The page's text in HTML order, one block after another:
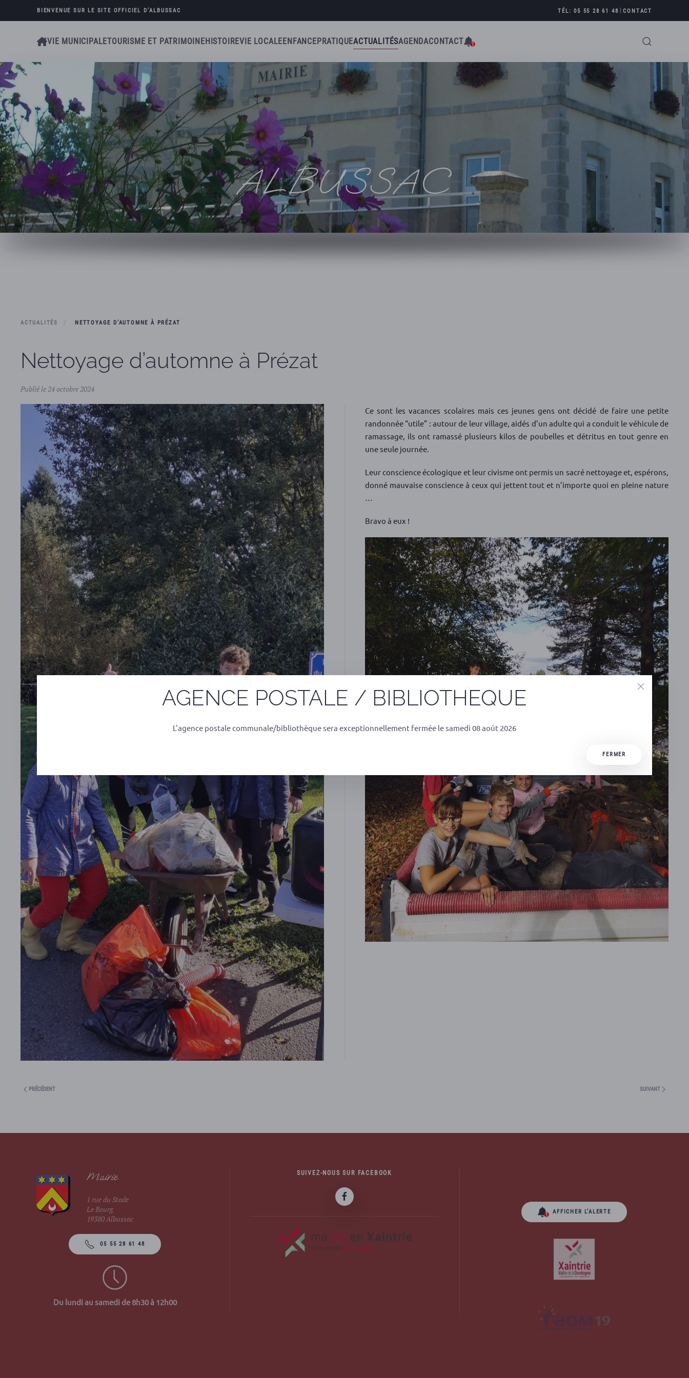
Skip to main content
BIENVENUE SUR LE SITE OFFICIEL D’ALBUSSAC TÉL: 05 55 28 61 48 |CONTACT
VIE MUNICIPALETOURISME ET PATRIMOINEHISTOIREVIE LOCALEENFANCEPRATIQUEACTUALITÉSAGENDACONTACT
ALBUSSAC
ACTUALITÉS NETTOYAGE D’AUTOMNE À PRÉZAT
Nettoyage d’automne à Prézat
Publié le 24 octobre 2024
Ce sont les vacances scolaires mais ces jeunes gens ont décidé de faire une petite
randonnée “utile” : autour de leur village, aidés d’un adulte qui a conduit le véhicule de
ramassage, ils ont ramassé plusieurs kilos de poubelles et détritus en tout genre en
une seule journée.
Leur conscience écologique et leur civisme ont permis un sacré nettoyage et, espérons,
donné mauvaise conscience à ceux qui jettent tout et n’importe quoi en pleine nature
Bravo à eux !
PRÉCÉDENT SUIVANT
Mairie
1 rue du Stade
Le Bourg
19380 Albussac
05 55 28 61 48
Du lundi au samedi de 8h30 à 12h00
SUIVEZ-NOUS SUR FACEBOOK
AFFICHER L’ALERTE
AGENCE POSTALE / BIBLIOTHEQUE
L'agence postale communale/bibliothèque sera exceptionnellement fermée le samedi 08 août 2026
FERMER